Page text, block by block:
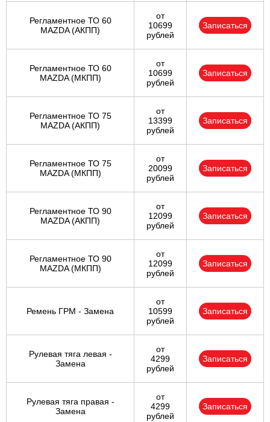
Регламентное ТО 60
MAZDA (АКПП)
от
10699
рублей
Записаться
Регламентное ТО 60
MAZDA (МКПП)
от
10699
рублей
Записаться
Регламентное ТО 75
MAZDA (АКПП)
от
13399
рублей
Записаться
Регламентное ТО 75
MAZDA (МКПП)
от
20099
рублей
Записаться
Регламентное ТО 90
MAZDA (АКПП)
от
12099
рублей
Записаться
Регламентное ТО 90
MAZDA (МКПП)
от
12099
рублей
Записаться
Ремень ГРМ - Замена
от
10599
рублей
Записаться
Рулевая тяга левая -
Замена
от
4299
рублей
Записаться
Рулевая тяга правая -
Замена
от
4299
рублей
Записаться